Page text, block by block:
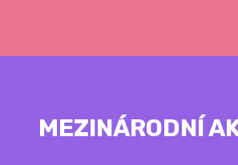
MEZINÁRODNÍ